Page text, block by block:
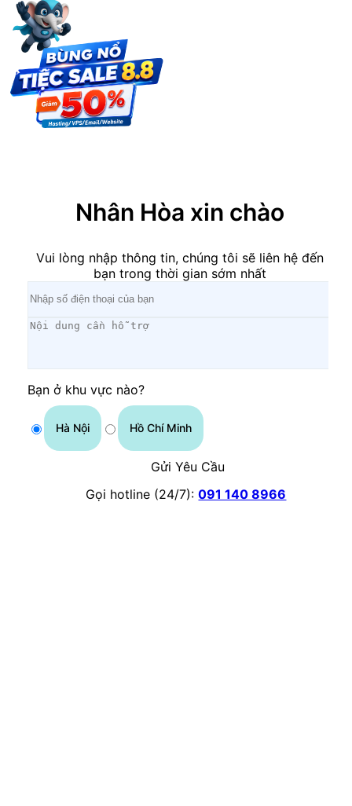
Nhân Hòa xin chào
Vui lòng nhập thông tin, chúng tôi sẽ liên hệ đến
bạn trong thời gian sớm nhất
Bạn ở khu vực nào?
Hà Nội Hồ Chí Minh
Gửi Yêu Cầu
Gọi hotline (24/7): 091 140 8966